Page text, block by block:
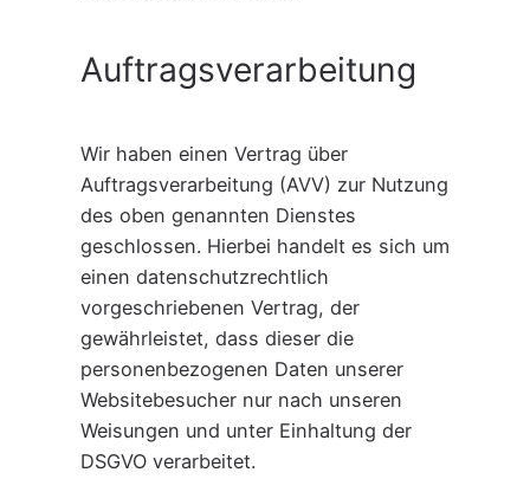
Auftragsverarbeitung
Wir haben einen Vertrag über
Auftragsverarbeitung (AVV) zur Nutzung
des oben genannten Dienstes
geschlossen. Hierbei handelt es sich um
einen datenschutzrechtlich
vorgeschriebenen Vertrag, der
gewährleistet, dass dieser die
personenbezogenen Daten unserer
Websitebesucher nur nach unseren
Weisungen und unter Einhaltung der
DSGVO verarbeitet.